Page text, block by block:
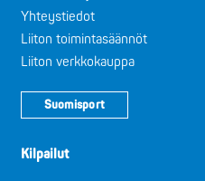
Yhteystiedot
Liiton toimintasäännöt
Liiton verkkokauppa
Suomisport
Kilpailut